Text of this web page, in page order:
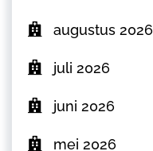
augustus 2026
juli 2026
juni 2026
mei 2026